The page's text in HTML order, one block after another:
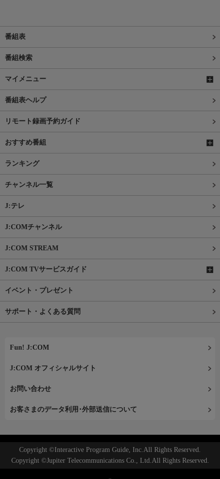
番組表
番組検索
マイメニュー
番組表ヘルプ
リモート録画予約ガイド
おすすめ番組
ランキング
チャンネル一覧
J:テレ
J:COMチャンネル
J:COM STREAM
J:COM TVサービスガイド
イベント・プレゼント
サポート・よくある質問
Fun! J:COM
J:COM オフィシャルサイト
お問い合わせ
お客さまのデータ利用･外部送信について
Copyright ©Interactive Program Guide, Inc.All Rights Reserved.
Copyright ©Jupiter Telecommunications Co., Ltd.All Rights Reserved.